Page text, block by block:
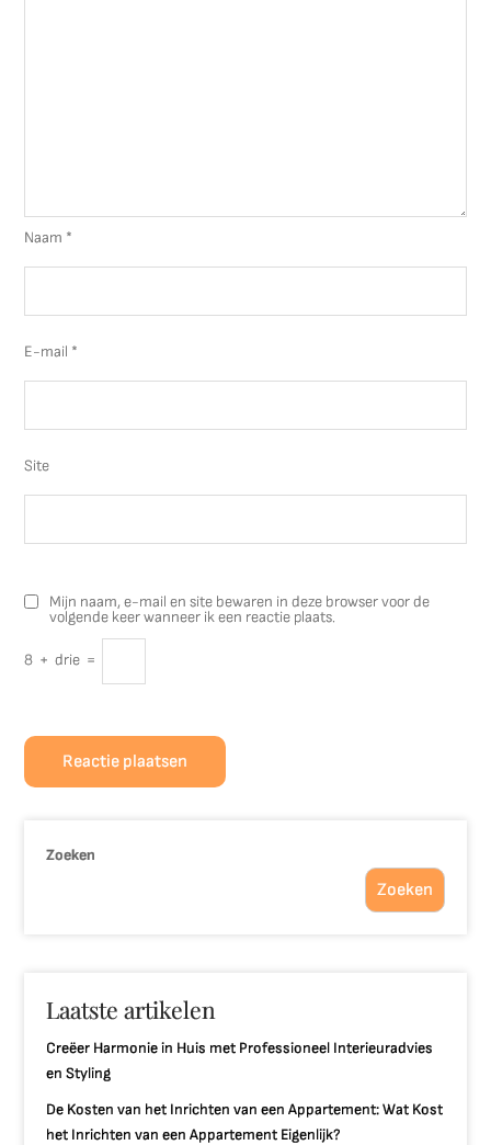
Naam *
E-mail *
Site
Mijn naam, e-mail en site bewaren in deze browser voor de
volgende keer wanneer ik een reactie plaats.
8 + drie =
Zoeken
Zoeken
Laatste artikelen
Creëer Harmonie in Huis met Professioneel Interieuradvies
en Styling
De Kosten van het Inrichten van een Appartement: Wat Kost
het Inrichten van een Appartement Eigenlijk?